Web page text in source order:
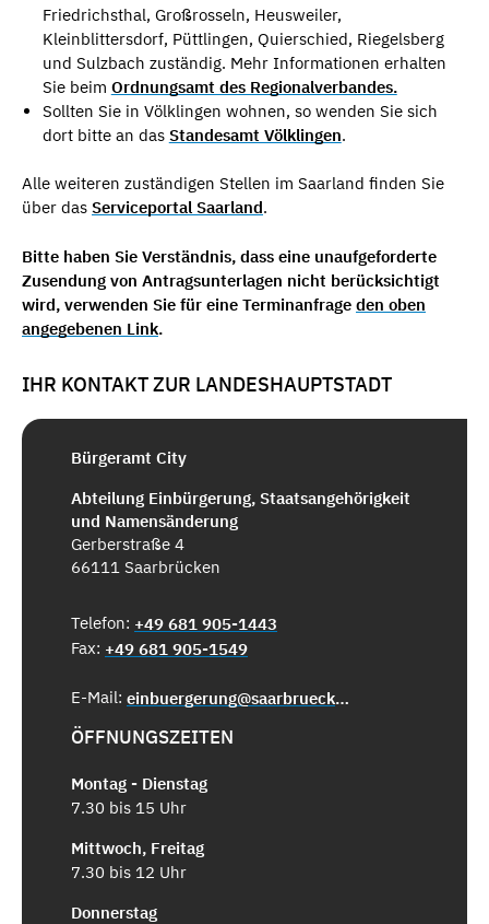
Friedrichsthal, Großrosseln, Heusweiler,
Kleinblittersdorf, Püttlingen, Quierschied, Riegelsberg
und Sulzbach zuständig. Mehr Informationen erhalten
Sie beim Ordnungsamt des Regionalverbandes.
Sollten Sie in Völklingen wohnen, so wenden Sie sich
dort bitte an das Standesamt Völklingen.
Alle weiteren zuständigen Stellen im Saarland finden Sie
über das Serviceportal Saarland.
Bitte haben Sie Verständnis, dass eine unaufgeforderte
Zusendung von Antragsunterlagen nicht berücksichtigt
wird, verwenden Sie für eine Terminanfrage den oben
angegebenen Link.
IHR KONTAKT ZUR LANDESHAUPTSTADT
Bürgeramt City
Abteilung Einbürgerung, Staatsangehörigkeit
und Namensänderung
Gerberstraße 4
66111 Saarbrücken
Telefon: +49 681 905-1443
Fax: +49 681 905-1549
E-Mail: einbuergerung@saarbruecken.de
ÖFFNUNGSZEITEN
Montag - Dienstag
7.30 bis 15 Uhr
Mittwoch, Freitag
7.30 bis 12 Uhr
Donnerstag